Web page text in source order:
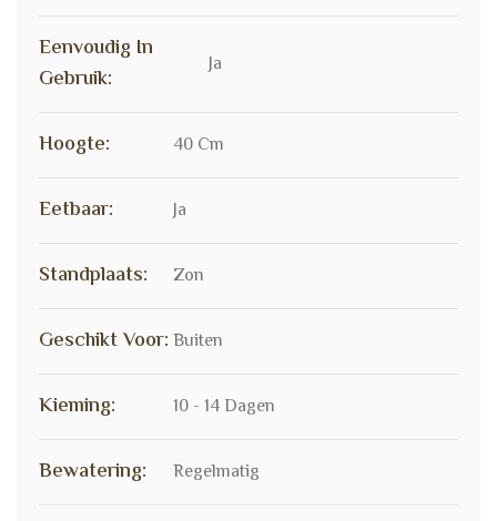
Eenvoudig In
Gebruik:
Ja
Hoogte: 40 Cm
Eetbaar: Ja
Standplaats: Zon
Geschikt Voor: Buiten
Kieming: 10 - 14 Dagen
Bewatering: Regelmatig